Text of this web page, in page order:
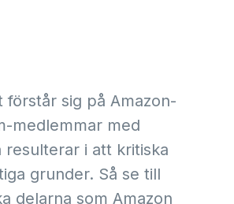
sig på Amazon-
medlemmar med
i att kritiska
grunder. Så se till
delarna som Amazon